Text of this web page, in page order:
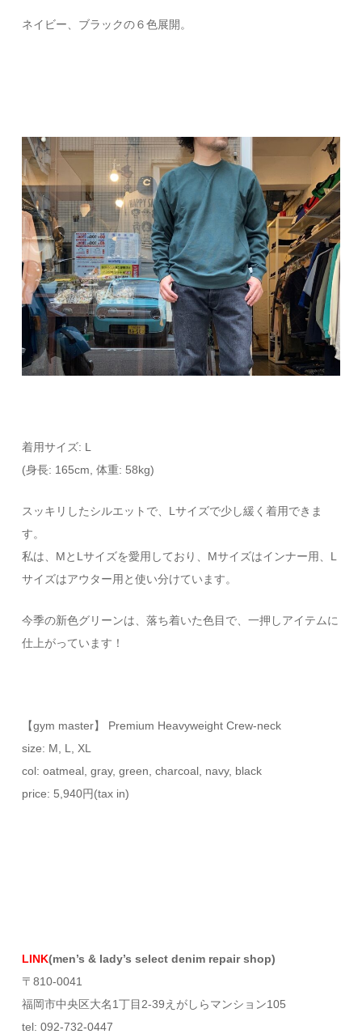
ネイビー、ブラックの６色展開。
着用サイズ: L
(身長: 165cm, 体重: 58kg)
スッキリしたシルエットで、Lサイズで少し緩く着用できま
す。
私は、MとLサイズを愛用しており、Mサイズはインナー用、L
サイズはアウター用と使い分けています。
今季の新色グリーンは、落ち着いた色目で、一押しアイテムに
仕上がっています！
【gym master】 Premium Heavyweight Crew-neck
size: M, L, XL
col: oatmeal, gray, green, charcoal, navy, black
price: 5,940円(tax in)
LINK(men’s & lady’s select denim repair shop)
〒810-0041
福岡市中央区大名1丁目2-39えがしらマンション105
tel: 092-732-0447